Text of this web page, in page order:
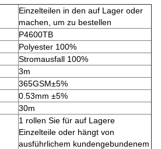
Einzelteilen in den auf Lager oder
machen, um zu bestellen
P4600TB
Polyester 100%
Stromausfall 100%
3m
365GSM±5%
0.53mm ±5%
30m
1 rollen Sie für auf Lagere
Einzelteile oder hängt von
ausführlichem kundengebundenem